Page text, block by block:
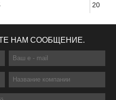
20
НАМ СООБЩЕНИЕ.